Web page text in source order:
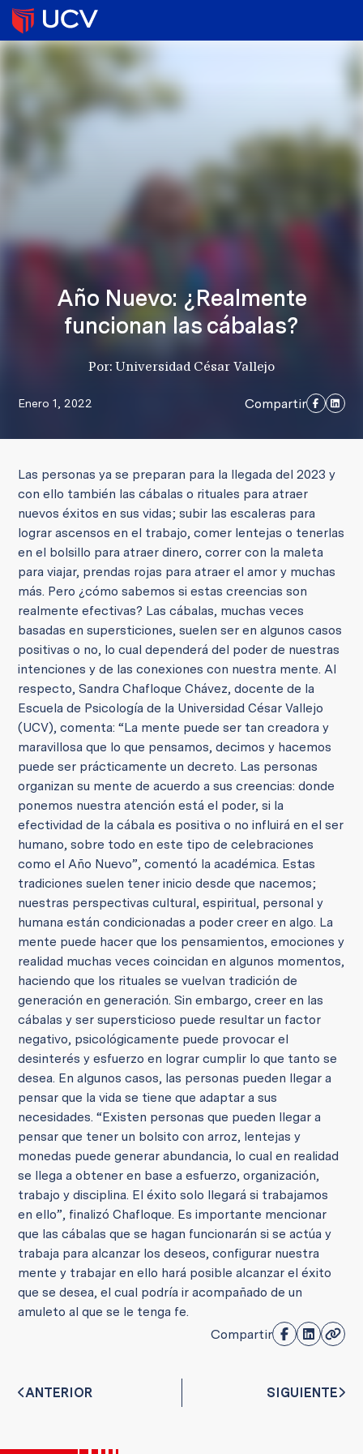
Año Nuevo: ¿Realmente
funcionan las cábalas?
Por: Universidad César Vallejo
Enero 1, 2022 Compartir
Las personas ya se preparan para la llegada del 2023 y
con ello también las cábalas o rituales para atraer
nuevos éxitos en sus vidas; subir las escaleras para
lograr ascensos en el trabajo, comer lentejas o tenerlas
en el bolsillo para atraer dinero, correr con la maleta
para viajar, prendas rojas para atraer el amor y muchas
más. Pero ¿cómo sabemos si estas creencias son
realmente efectivas? Las cábalas, muchas veces
basadas en supersticiones, suelen ser en algunos casos
positivas o no, lo cual dependerá del poder de nuestras
intenciones y de las conexiones con nuestra mente. Al
respecto, Sandra Chafloque Chávez, docente de la
Escuela de Psicología de la Universidad César Vallejo
(UCV), comenta: “La mente puede ser tan creadora y
maravillosa que lo que pensamos, decimos y hacemos
puede ser prácticamente un decreto. Las personas
organizan su mente de acuerdo a sus creencias: donde
ponemos nuestra atención está el poder, si la
efectividad de la cábala es positiva o no influirá en el ser
humano, sobre todo en este tipo de celebraciones
como el Año Nuevo”, comentó la académica. Estas
tradiciones suelen tener inicio desde que nacemos;
nuestras perspectivas cultural, espiritual, personal y
humana están condicionadas a poder creer en algo. La
mente puede hacer que los pensamientos, emociones y
realidad muchas veces coincidan en algunos momentos,
haciendo que los rituales se vuelvan tradición de
generación en generación. Sin embargo, creer en las
cábalas y ser supersticioso puede resultar un factor
negativo, psicológicamente puede provocar el
desinterés y esfuerzo en lograr cumplir lo que tanto se
desea. En algunos casos, las personas pueden llegar a
pensar que la vida se tiene que adaptar a sus
necesidades. “Existen personas que pueden llegar a
pensar que tener un bolsito con arroz, lentejas y
monedas puede generar abundancia, lo cual en realidad
se llega a obtener en base a esfuerzo, organización,
trabajo y disciplina. El éxito solo llegará si trabajamos
en ello”, finalizó Chafloque. Es importante mencionar
que las cábalas que se hagan funcionarán si se actúa y
trabaja para alcanzar los deseos, configurar nuestra
mente y trabajar en ello hará posible alcanzar el éxito
que se desea, el cual podría ir acompañado de un
amuleto al que se le tenga fe.
Compartir
ANTERIOR SIGUIENTE